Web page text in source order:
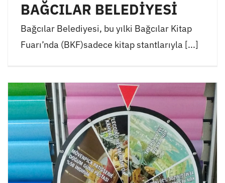
BAĞCILAR BELEDİYESİ
Bağcılar Belediyesi, bu yılki Bağcılar Kitap
Fuarı’nda (BKF)sadece kitap stantlarıyla [...]